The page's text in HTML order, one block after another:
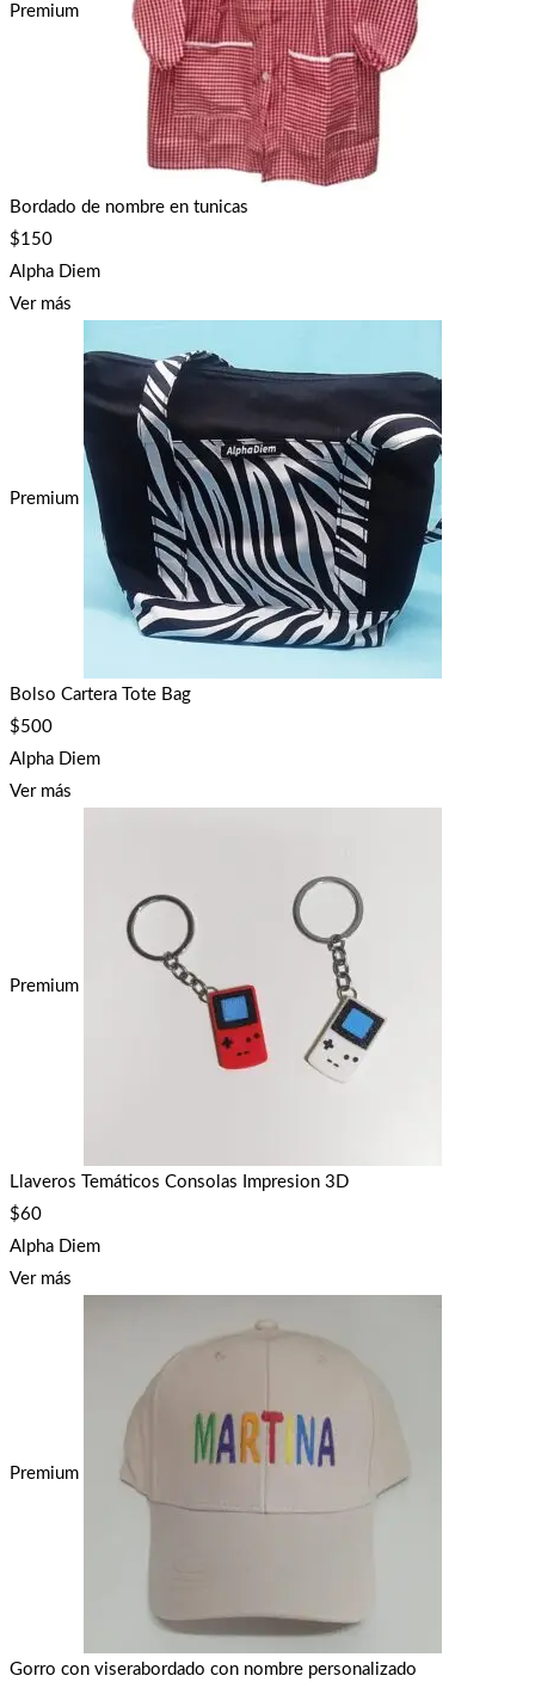
Premium
Bordado de nombre en tunicas
$150
Alpha Diem
Ver más
Premium
Bolso Cartera Tote Bag
$500
Alpha Diem
Ver más
Premium
Llaveros Temáticos Consolas Impresion 3D
$60
Alpha Diem
Ver más
Premium
Gorro con viserabordado con nombre personalizado